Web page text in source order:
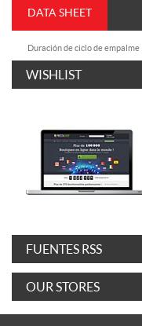
DATA SHEET
Duración de ciclo de empalme
WISHLIST
FUENTES RSS
OUR STORES